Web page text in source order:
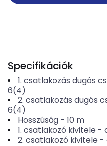
Specifikációk
1. csatlakozás dugós
6(4)
2. csatlakozás dugós
6(4)
Hosszúság- 10 m
1. csatlakozó kivitele -
2. csatlakozó kivitele -